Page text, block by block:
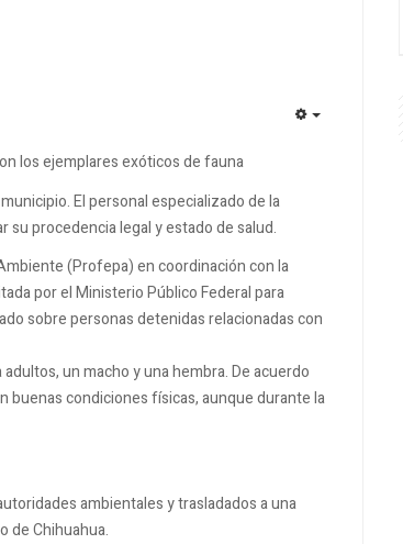
los ejemplares exóticos de fauna
El personal especializado de la
procedencia legal y estado de salud.
(Profepa) en coordinación con la
por el Ministerio Público Federal para
sobre personas detenidas relacionadas con
un macho y una hembra. De acuerdo
buenas condiciones físicas, aunque durante la
ambientales y trasladados a una
de Chihuahua.